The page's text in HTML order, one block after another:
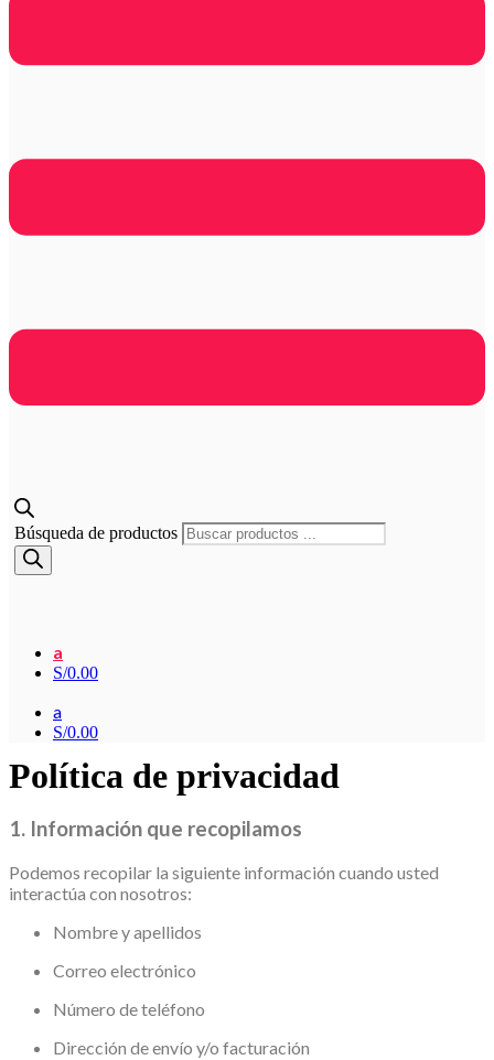
Búsqueda de productos
a
S/0.00
a
S/0.00
Política de privacidad
1. Información que recopilamos
Podemos recopilar la siguiente información cuando usted
interactúa con nosotros:
Nombre y apellidos
Correo electrónico
Número de teléfono
Dirección de envío y/o facturación